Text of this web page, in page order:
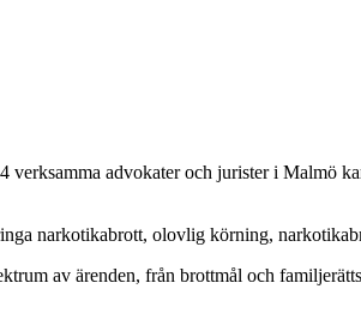
verksamma advokater och jurister i Malmö
narkotikabrott, olovlig körning,
av ärenden, från brottmål och